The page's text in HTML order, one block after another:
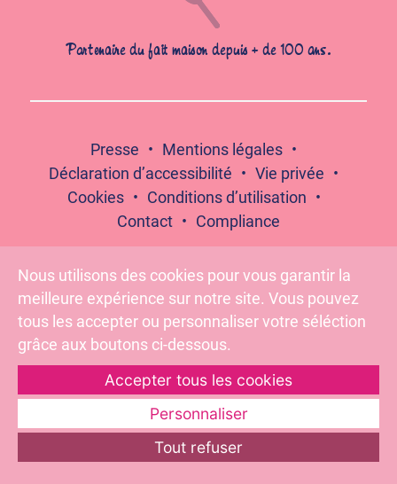
Partenaire du fait maison depuis + de 100 ans.
Presse
Mentions légales
Déclaration d’accessibilité
Vie privée
Cookies
Conditions d’utilisation
Contact
Compliance
Pour votre santé, évitez de grignoter entre les repas –
www.mangerbouger.fr
Suivez-nous :
Nous utilisons des cookies pour vous garantir la
meilleure expérience sur notre site. Vous pouvez
tous les accepter ou personnaliser votre séléction
grâce aux boutons ci-dessous.
Accepter tous les cookies
Personnaliser
Tout refuser